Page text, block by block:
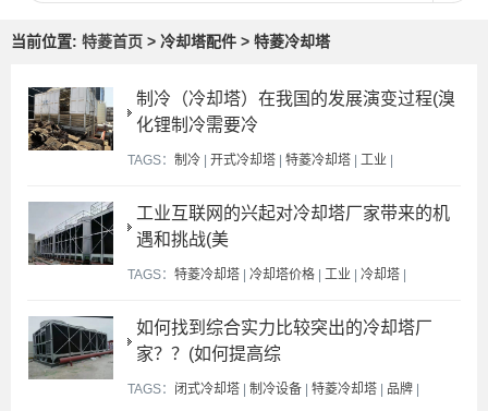
当前位置: 特菱首页 > 冷却塔配件 > 特菱冷却塔
制冷（冷却塔）在我国的发展演变过程(溴
化锂制冷需要冷
TAGS： 制冷 | 开式冷却塔 | 特菱冷却塔 | 工业 |
工业互联网的兴起对冷却塔厂家带来的机
遇和挑战(美
TAGS： 特菱冷却塔 | 冷却塔价格 | 工业 | 冷却塔 |
如何找到综合实力比较突出的冷却塔厂
家？？(如何提高综
TAGS： 闭式冷却塔 | 制冷设备 | 特菱冷却塔 | 品牌 |